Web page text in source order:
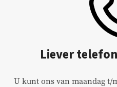
Liever
U kunt ons van maandag t/